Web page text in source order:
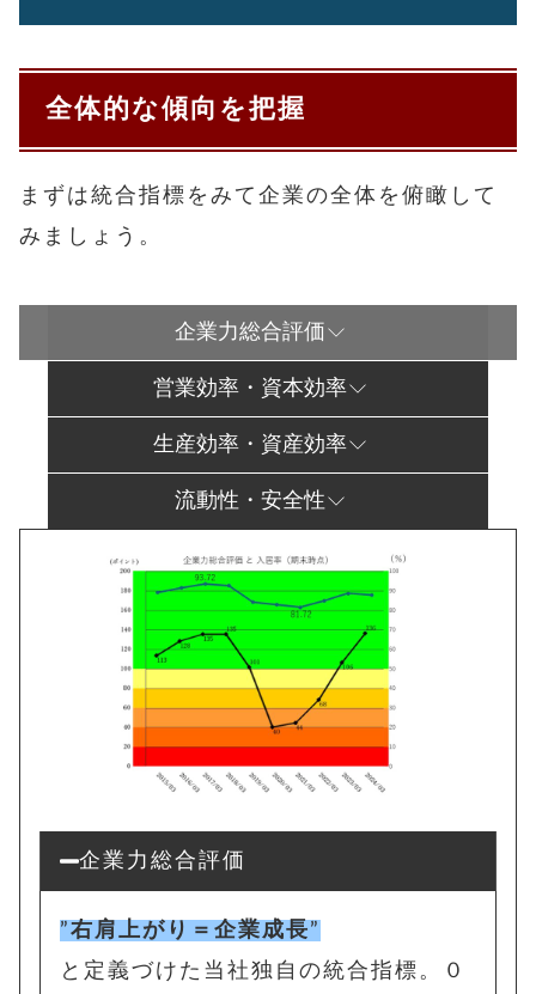
全体的な傾向を把握
まずは統合指標をみて企業の全体を俯瞰して
みましょう。
企業力総合評価
営業効率・資本効率
生産効率・資産効率
流動性・安全性
企業力総合評価
”右肩上がり＝企業成長”
と定義づけた当社独自の統合指標。
０